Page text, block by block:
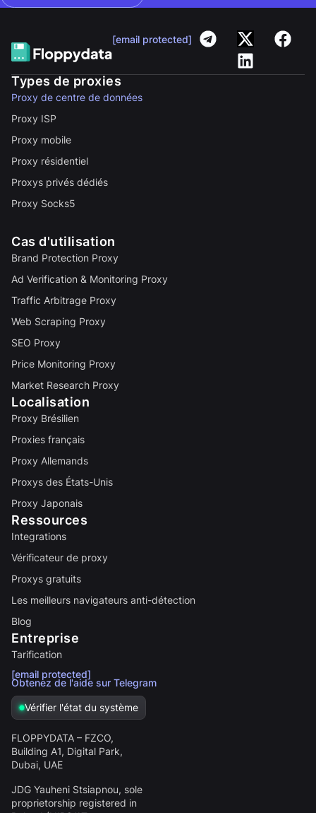
[email protected]
Types de proxies
Proxy de centre de données
Proxy ISP
Proxy mobile
Proxy résidentiel
Proxys privés dédiés
Proxy Socks5
Cas d'utilisation
Brand Protection Proxy
Ad Verification & Monitoring Proxy
Traffic Arbitrage Proxy
Web Scraping Proxy
SEO Proxy
Price Monitoring Proxy
Market Research Proxy
Localisation
Proxy Brésilien
Proxies français
Proxy Allemands
Proxys des États-Unis
Proxy Japonais
Ressources
Integrations
Vérificateur de proxy
Proxys gratuits
Les meilleurs navigateurs anti-détection
Blog
Entreprise
Tarification
[email protected]
Obtenez de l'aide sur Telegram
Vérifier l'état du système
FLOPPYDATA – FZCO,
Building A1, Digital Park,
Dubai, UAE
JDG Yauheni Stsiapnou, sole
proprietorship registered in